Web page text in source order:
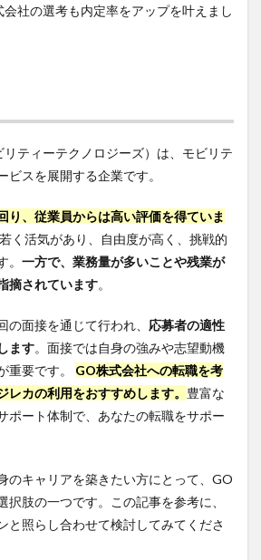
社の選考も内定率をアップを叶えまし
ティーテクノロジーズ）は、モビリテ
ビスを展開する企業です。
り、従業員からは高い評価を得ていま
く活気があり、自由度が高く、挑戦的
一方で、業務量が多いことや残業が
摘されています。
の面接を通じて行われ、 応募者の適性
ます。面接では自身の強みや志望動機
重要です。 GO株式会社への転職を考
レカの利用をおすすめします。 豊富な
ポート体制で、あなたの転職をサポー
のキャリアを築きたい方にとって、GO
択肢の一つです。この記事を参考に、
と照らし合わせて検討してみてくださ